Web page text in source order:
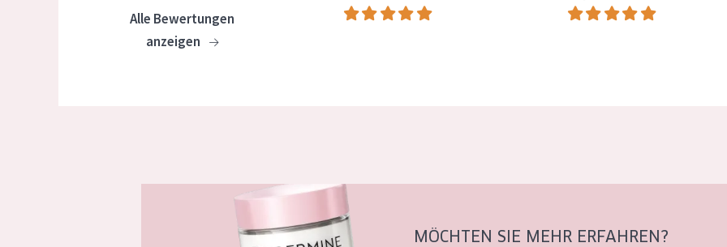
Alle Bewertungen
anzeigen
MÖCHTEN SIE MEHR ERFAHREN?